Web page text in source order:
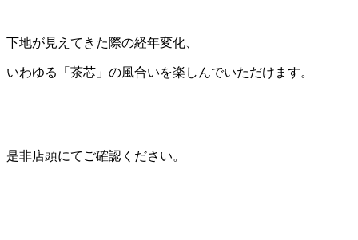
下地が見えてきた際の経年変化、
いわゆる「茶芯」の風合いを楽しんでいただけます。
是非店頭にてご確認ください。